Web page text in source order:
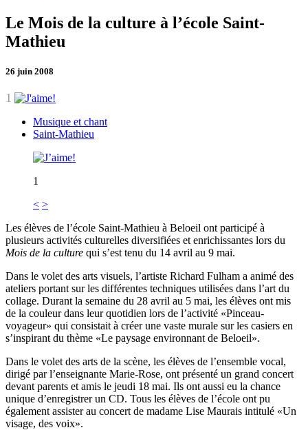
Le Mois de la culture à l’école Saint-
Mathieu
26 juin 2008
1
Musique et chant
Saint-Mathieu
1
< >
Les élèves de l’école Saint-Mathieu à Beloeil ont participé à
plusieurs activités culturelles diversifiées et enrichissantes lors du
Mois de la culture qui s’est tenu du 14 avril au 9 mai.
Dans le volet des arts visuels, l’artiste Richard Fulham a animé des
ateliers portant sur les différentes techniques utilisées dans l’art du
collage. Durant la semaine du 28 avril au 5 mai, les élèves ont mis
de la couleur dans leur quotidien lors de l’activité «Pinceau-
voyageur» qui consistait à créer une vaste murale sur les casiers en
s’inspirant du thème «Le paysage environnant de Beloeil».
Dans le volet des arts de la scène, les élèves de l’ensemble vocal,
dirigé par l’enseignante Marie-Rose, ont présenté un grand concert
devant parents et amis le jeudi 18 mai. Ils ont aussi eu la chance
unique d’enregistrer un CD. Tous les élèves de l’école ont pu
également assister au concert de madame Lise Maurais intitulé «Un
visage, des voix».